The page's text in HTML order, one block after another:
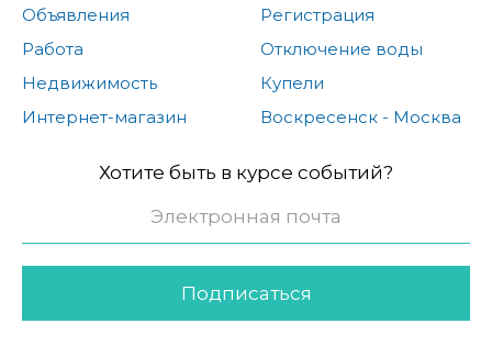
Объявления
Работа
Недвижимость
Интернет-магазин
Регистрация
Отключение воды
Купели
Воскресенск - Москва
Хотите быть в курсе событий?
Подписаться